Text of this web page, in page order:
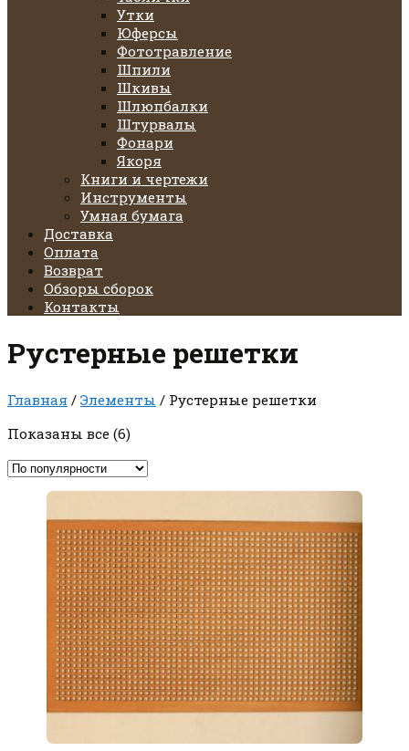
Утки
Юферсы
Фототравление
Шпили
Шкивы
Шлюпбалки
Штурвалы
Фонари
Якоря
Книги и чертежи
Инструменты
Умная бумага
Доставка
Оплата
Возврат
Обзоры сборок
Контакты
Рустерные решетки
Главная / Элементы / Рустерные решетки
Показаны все (6)Сортировка:
популярности